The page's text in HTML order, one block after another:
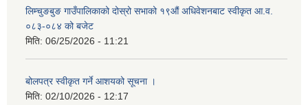
लिम्चुङबुङ गाउँपालिकाको दोस्रो सभाको १९औं अधिवेशनबाट स्वीकृत आ.व.
०८३-०८४ को बजेट
मिति: 06/25/2026 - 11:21
बोलपत्र स्वीकृत गर्ने आशयको सूचना ।
मिति: 02/10/2026 - 12:17